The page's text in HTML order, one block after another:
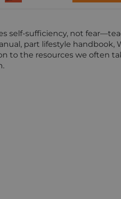
self-sufficiency, not
part lifestyle handbook,
to the resources we often